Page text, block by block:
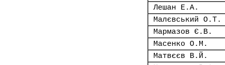
Лешан Е.А.
Малєвський О.Т.
Мармазов Є.В.
Масенко О.М.
Матвєєв В.Й.